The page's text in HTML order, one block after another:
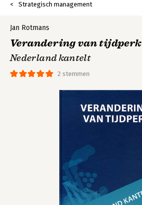
Strategisch management
2 stemmen
Jan Rotmans
Verandering van tijdperk
Nederland kantelt